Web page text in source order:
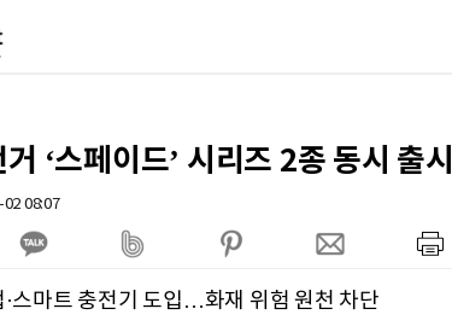
‘스페이드’ 시리즈 2종 동시 출
02 08:07
스마트 충전기 도입…화재 위험 원천 차단